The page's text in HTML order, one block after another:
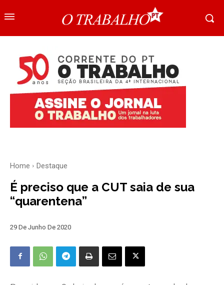
Home Destaque
É preciso que a CUT saia de sua
“quarentena”
29 De Junho De 2020